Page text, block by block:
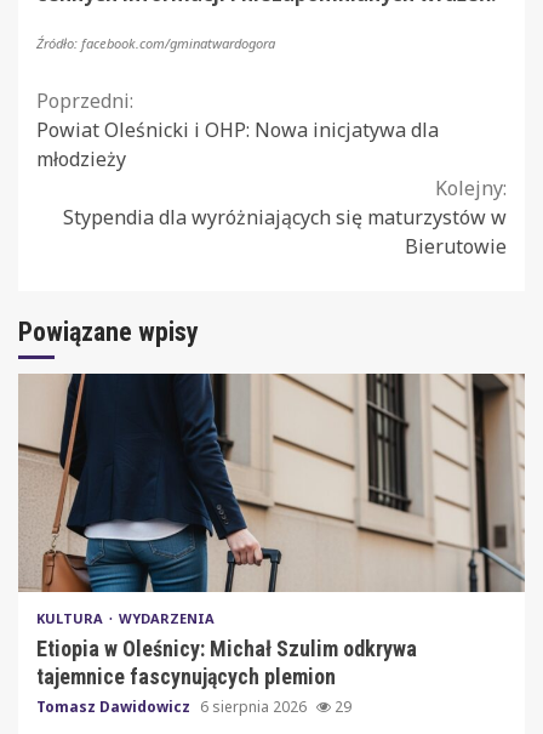
Źródło: facebook.com/gminatwardogora
Continue
Reading
Poprzedni:
Powiat Oleśnicki i OHP: Nowa inicjatywa dla
młodzieży
Kolejny:
Stypendia dla wyróżniających się maturzystów w
Bierutowie
Powiązane wpisy
KULTURA WYDARZENIA
Etiopia w Oleśnicy: Michał Szulim odkrywa
tajemnice fascynujących plemion
Tomasz Dawidowicz 6 sierpnia 2026 29